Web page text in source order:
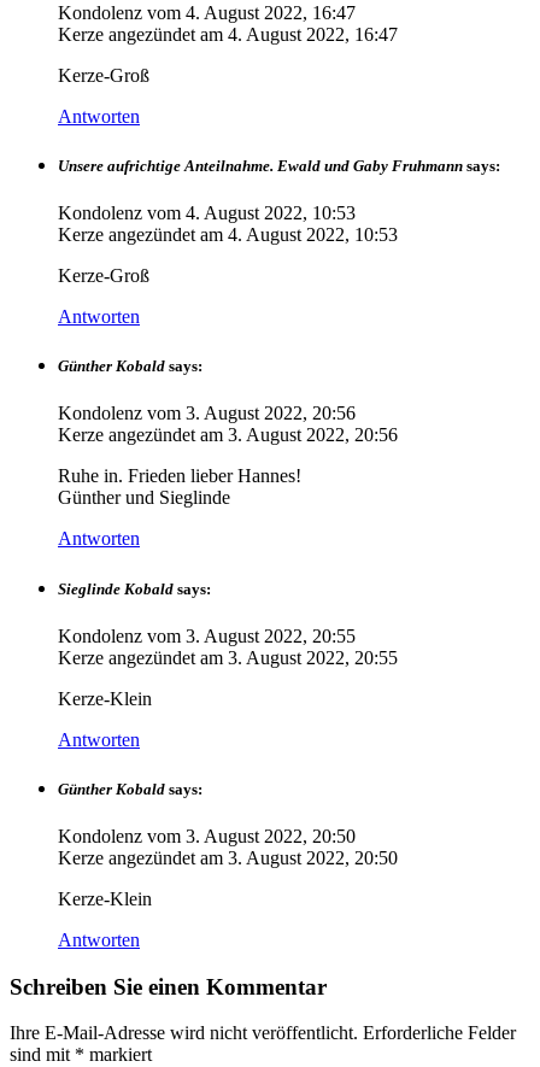
Kondolenz vom 4. August 2022, 16:47
Kerze angezündet am 4. August 2022, 16:47
Kerze-Groß
Antworten
Unsere aufrichtige Anteilnahme. Ewald und Gaby Fruhmann says:
Kondolenz vom 4. August 2022, 10:53
Kerze angezündet am 4. August 2022, 10:53
Kerze-Groß
Antworten
Günther Kobald says:
Kondolenz vom 3. August 2022, 20:56
Kerze angezündet am 3. August 2022, 20:56
Ruhe in. Frieden lieber Hannes!
Günther und Sieglinde
Antworten
Sieglinde Kobald says:
Kondolenz vom 3. August 2022, 20:55
Kerze angezündet am 3. August 2022, 20:55
Kerze-Klein
Antworten
Günther Kobald says:
Kondolenz vom 3. August 2022, 20:50
Kerze angezündet am 3. August 2022, 20:50
Kerze-Klein
Antworten
Schreiben Sie einen Kommentar
Ihre E-Mail-Adresse wird nicht veröffentlicht. Erforderliche Felder
sind mit * markiert